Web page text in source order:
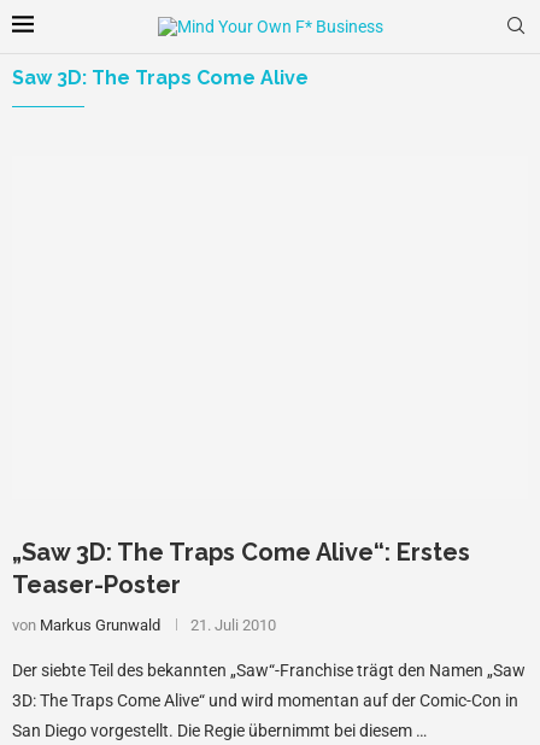
Saw 3D: The Traps Come Alive
„Saw 3D: The Traps Come Alive“: Erstes
Teaser-Poster
von Markus Grunwald 21. Juli 2010
Der siebte Teil des bekannten „Saw“-Franchise trägt den Namen „Saw
3D: The Traps Come Alive“ und wird momentan auf der Comic-Con in
San Diego vorgestellt. Die Regie übernimmt bei diesem …